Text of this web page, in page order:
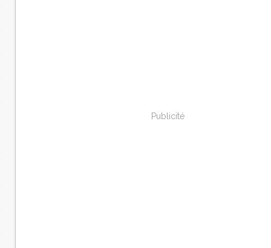
Publicité